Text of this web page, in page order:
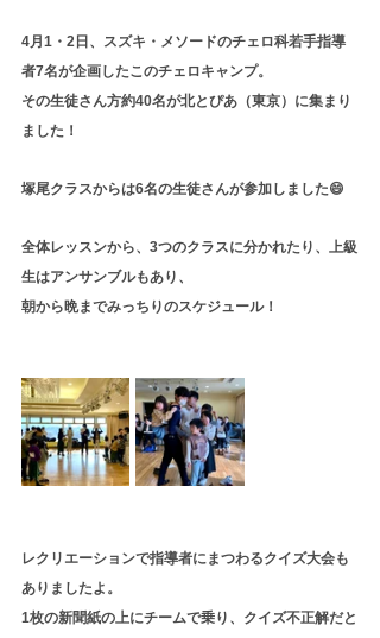
4月1・2日、スズキ・メソードのチェロ科若手指導
者7名が企画したこのチェロキャンプ。
その生徒さん方約40名が北とぴあ（東京）に集まり
ました！
塚尾クラスからは6名の生徒さんが参加しました😄
全体レッスンから、3つのクラスに分かれたり、上級
生はアンサンブルもあり、
朝から晩までみっちりのスケジュール！
レクリエーションで指導者にまつわるクイズ大会も
ありましたよ。
1枚の新聞紙の上にチームで乗り、クイズ不正解だと